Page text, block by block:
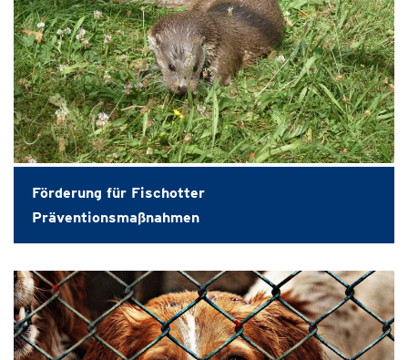
Förderung für Fischotter
Präventionsmaßnahmen